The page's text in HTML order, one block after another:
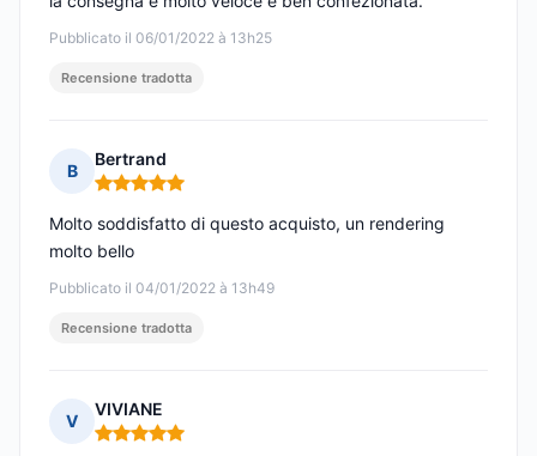
Pubblicato il 06/01/2022 à 13h25
Recensione tradotta
B
Bertrand
Nota: 5 su 5
Pubblicato il 04/01/2022 à 13h49
Molto soddisfatto di questo acquisto, un rendering
molto bello
Recensione tradotta
V
VIVIANE
Nota: 5 su 5